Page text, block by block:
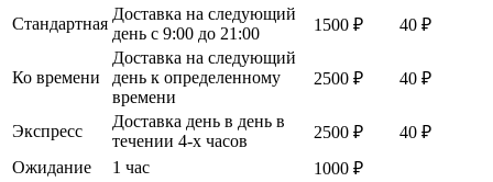
Стандартная
Доставка на следующий
день с 9:00 до 21:00
1500 ₽ 40 ₽
Ко времени
Доставка на следующий
день к определенному
времени
2500 ₽ 40 ₽
Экспресс
Доставка день в день в
течении 4-х часов
2500 ₽
40 ₽
Ожидание
1 час 1000 ₽